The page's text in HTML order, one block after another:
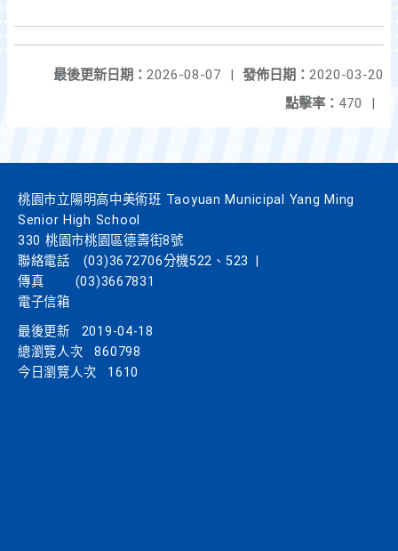
發佈日期： 2020-03-20
最後更新日期： 2026-08-07
點擊率： 470
桃園市立陽明高中美術班 Taoyuan Municipal Yang Ming
Senior High School
330 桃園市桃園區德壽街8號
聯絡電話
(03)3672706分機522、523
傳真
(03)3667831
電子信箱
最後更新
2019-04-18
總瀏覽人次
860798
今日瀏覽人次
1610